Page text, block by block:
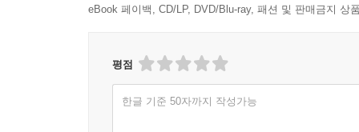
--- 「단순한 잡학을 뛰어넘은, 역사를 공부하는 법
거대한 힘을 지닌 의지가 인간의 소유물이라는
eBook 페이백, CD/LP, DVD/Blu-ray, 패션 및 판매금지 상
평점
한글 기준 50자까지 작성가능